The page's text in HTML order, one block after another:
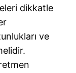
dikkatle
ve